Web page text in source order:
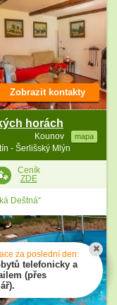
horách
Kounov mapa
- Šerlišský Mlýn
Zobrazit kontakty
Ceník
ZDE
Deštná“
za poslední den:
telefonicky a
(přes